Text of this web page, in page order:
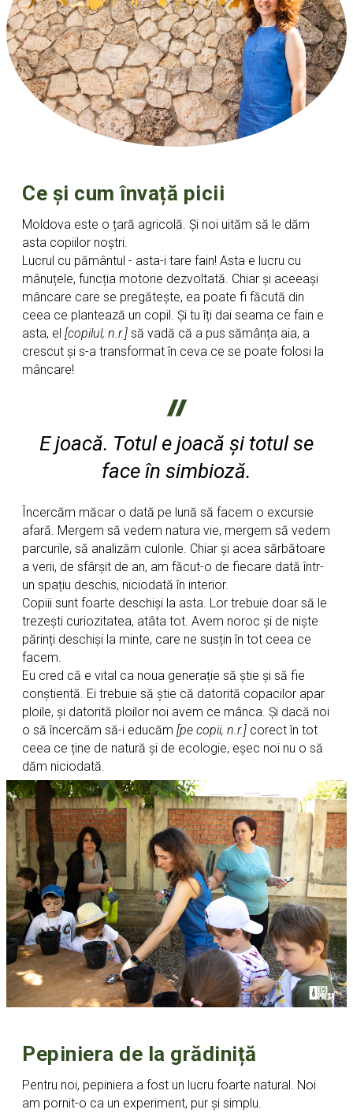
Ce și cum învață picii
Moldova este o țară agricolă. Și noi uităm să le dăm
asta copiilor noștri.
Lucrul cu pământul - asta-i tare fain! Asta e lucru cu
mânuțele, funcția motorie dezvoltată. Chiar și aceeași
mâncare care se pregătește, ea poate fi făcută din
ceea ce plantează un copil. Și tu îți dai seama ce fain e
asta, el [copilul, n.r.] să vadă că a pus sămânța aia, a
crescut și s-a transformat în ceva ce se poate folosi la
mâncare!
E joacă. Totul e joacă și totul se
face în simbioză.
Încercăm măcar o dată pe lună să facem o excursie
afară. Mergem să vedem natura vie, mergem să vedem
parcurile, să analizăm culorile. Chiar și acea sărbătoare
a verii, de sfârșit de an, am făcut-o de fiecare dată într-
un spațiu deschis, niciodată în interior.
Copiii sunt foarte deschiși la asta. Lor trebuie doar să le
trezești curiozitatea, atâta tot. Avem noroc și de niște
părinți deschiși la minte, care ne susțin în tot ceea ce
facem.
Eu cred că e vital ca noua generație să știe și să fie
conștientă. Ei trebuie să știe că datorită copacilor apar
ploile, și datorită ploilor noi avem ce mânca. Și dacă noi
o să încercăm să-i educăm [pe copii, n.r.] corect în tot
ceea ce ține de natură și de ecologie, eșec noi nu o să
dăm niciodată.
Pepiniera de la grădiniță
Pentru noi, pepiniera a fost un lucru foarte natural. Noi
am pornit-o ca un experiment, pur și simplu.